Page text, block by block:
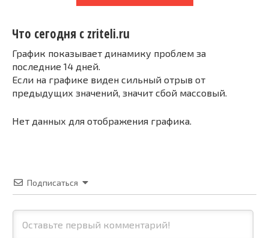
Что сегодня с zriteli.ru
График показывает динамику проблем за
последние 14 дней.
Если на графике виден сильный отрыв от
предыдущих значений, значит сбой массовый.
Нет данных для отображения графика.
Подписаться